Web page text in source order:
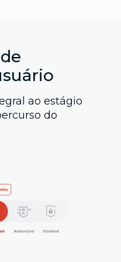
ao estágio
do